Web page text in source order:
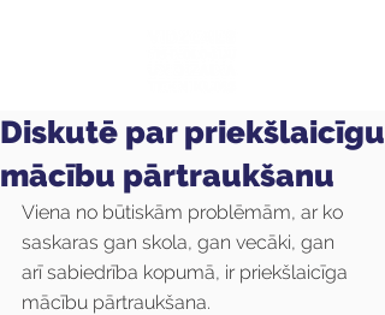
Diskutē par priekšlaicīgu
mācību pārtraukšanu
Viena no būtiskām problēmām, ar ko
saskaras gan skola, gan vecāki, gan
arī sabiedrība kopumā, ir priekšlaicīga
mācību pārtraukšana.